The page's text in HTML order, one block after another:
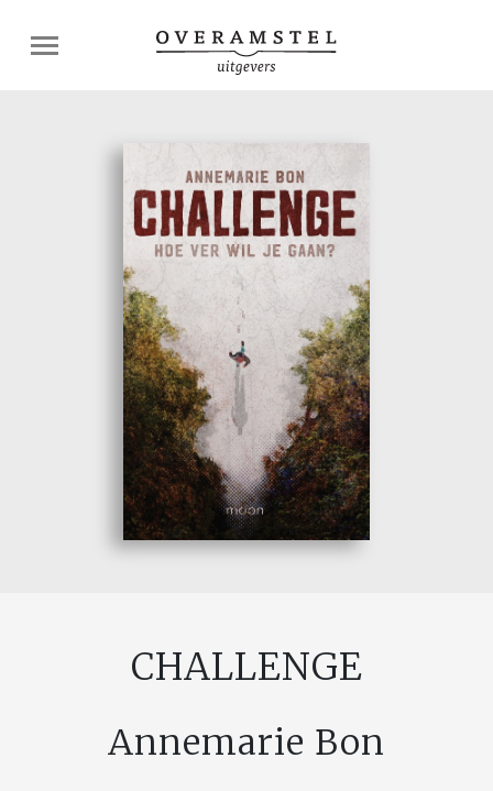
CHALLENGE
Annemarie Bon